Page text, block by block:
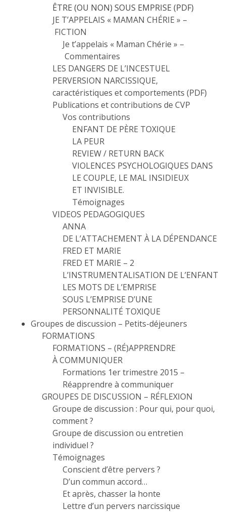
ÊTRE (OU NON) SOUS EMPRISE (PDF)
JE T’APPELAIS « MAMAN CHÉRIE » –
FICTION
Je t’appelais « Maman Chérie » –
Commentaires
LES DANGERS DE L’INCESTUEL
PERVERSION NARCISSIQUE,
caractéristiques et comportements (PDF)
Publications et contributions de CVP
Vos contributions
ENFANT DE PÈRE TOXIQUE
LA PEUR
REVIEW / RETURN BACK
VIOLENCES PSYCHOLOGIQUES DANS
LE COUPLE, LE MAL INSIDIEUX
ET INVISIBLE.
Témoignages
VIDEOS PEDAGOGIQUES
ANNA
DE L’ATTACHEMENT À LA DÉPENDANCE
FRED ET MARIE
FRED ET MARIE – 2
L’INSTRUMENTALISATION DE L’ENFANT
LES MOTS DE L’EMPRISE
SOUS L’EMPRISE D’UNE
PERSONNALITÉ TOXIQUE
Groupes de discussion – Petits-déjeuners
FORMATIONS
FORMATIONS – (RÉ)APPRENDRE
À COMMUNIQUER
Formations 1er trimestre 2015 –
Réapprendre à communiquer
GROUPES DE DISCUSSION – RÉFLEXION
Groupe de discussion : Pour qui, pour quoi,
comment ?
Groupe de discussion ou entretien
individuel ?
Témoignages
Conscient d’être pervers ?
D’un commun accord…
Et après, chasser la honte
Lettre d’un pervers narcissique